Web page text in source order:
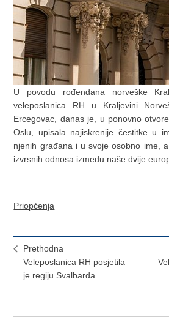
U povodu rođendana norveške
veleposlanica RH u Kraljevini
Ercegovac, danas je, u ponovno
Oslu, upisala najiskrenije čestitke u
njenih građana i u svoje osobno ime,
izvrsnih odnosa između naše dvije
Priopćenja
Prethodna
Veleposlanica RH posjetila
je regiju Svalbarda